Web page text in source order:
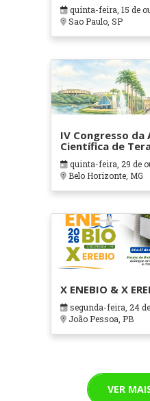
quinta-feira, 15 de
Sao Paulo, SP
IV Congresso da
Científica de
em Contextos
Cuidados
quinta-feira, 29 de
Belo Horizonte, MG
X ENEBIO & X
segunda-feira, 24
João Pessoa, PB
VER